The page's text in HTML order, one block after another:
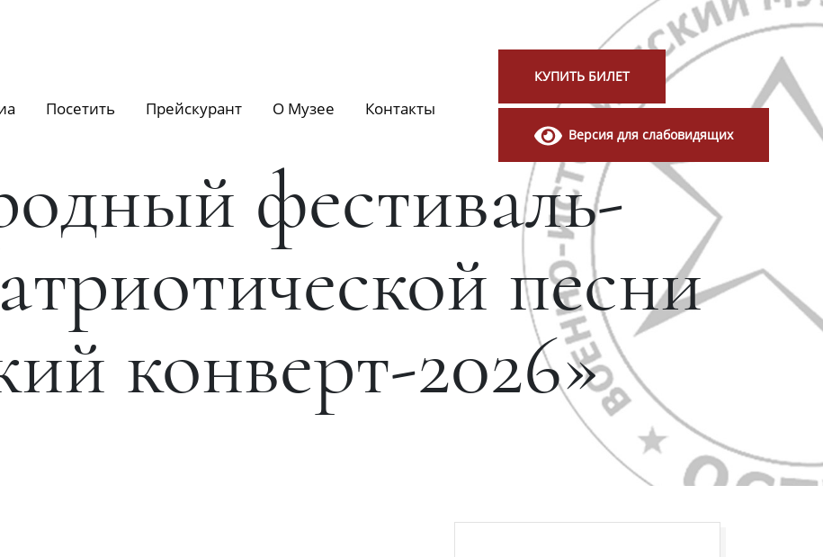
Посетить Прейскурант О Музее Контакты
КУПИТЬ БИЛЕТ
Версия для слабовидящих
фестиваль-
песни
конверт-2026»